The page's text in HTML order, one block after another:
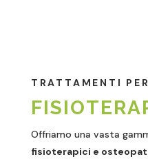
TRATTAMENTI
Offriamo una vasta
fisioterapici e